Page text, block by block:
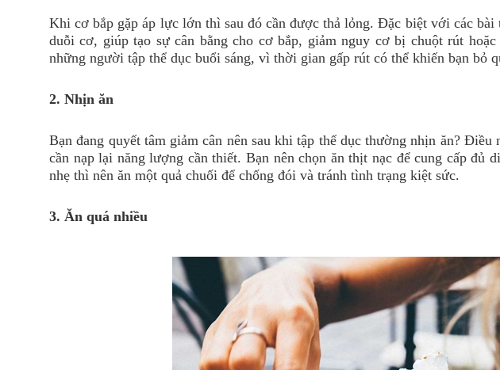
Khi cơ bắp gặp áp lực lớn thì sau đó cần được thả lỏng. Đặc biệt với các bài
duỗi cơ, giúp tạo sự cân bằng cho cơ bắp, giảm nguy cơ bị chuột rút
những người tập thể dục buổi sáng, vì thời gian gấp rút có thể khiến bạn bỏ
2. Nhịn ăn
Bạn đang quyết tâm giảm cân nên sau khi tập thể dục thường nhịn ăn?
cần nạp lại năng lượng cần thiết. Bạn nên chọn ăn thịt nạc để cung cấp đủ
nhẹ thì nên ăn một quả chuối để chống đói và tránh tình trạng kiệt sức.
3. Ăn quá nhiều